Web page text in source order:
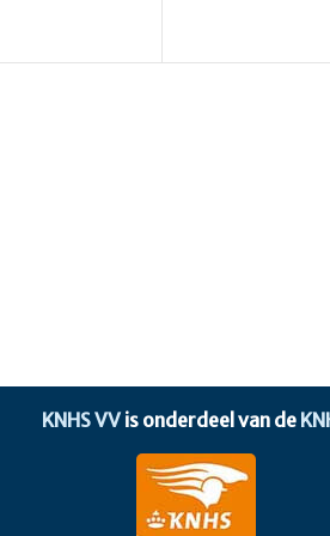
KNHS VV is onderdeel van de